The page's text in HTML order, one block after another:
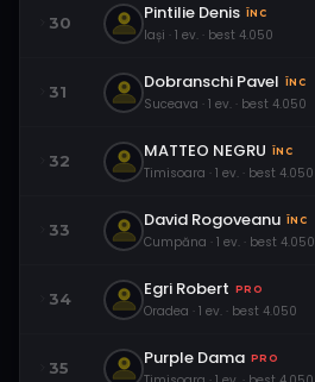
30 Pintilie Denis ÎNC
Iași · 1 ev. · best 4.050
31 Dobranschi Pavel ÎNC
Suceava · 1 ev. · best 4.050
32 MATTEO NEGRU ÎNC
Timisoara · 1 ev. · best 4.050
33 David Rogoveanu ÎNC
Cumpăna · 1 ev. · best 4.050
34 Egri Robert PRO
Oradea · 1 ev. · best 4.050
35 Purple Dama PRO